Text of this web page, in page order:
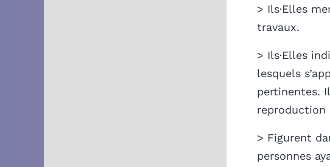
> Ils·Elles
travaux.
> Ils·Elles
lesquels
pertinentes.
reproduction
> Figurent
personnes